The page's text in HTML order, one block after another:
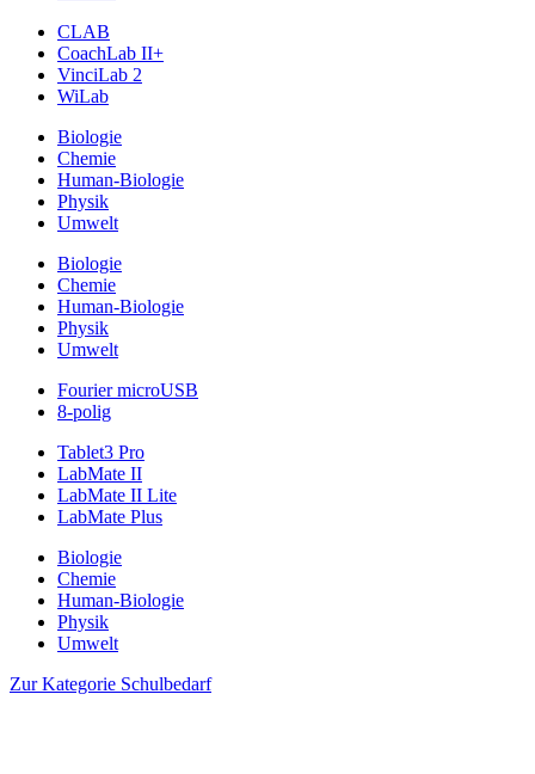
CLAB
CoachLab II+
VinciLab 2
WiLab
Biologie
Chemie
Human-Biologie
Physik
Umwelt
Biologie
Chemie
Human-Biologie
Physik
Umwelt
Fourier microUSB
8-polig
Tablet3 Pro
LabMate II
LabMate II Lite
LabMate Plus
Biologie
Chemie
Human-Biologie
Physik
Umwelt
Zur Kategorie Schulbedarf